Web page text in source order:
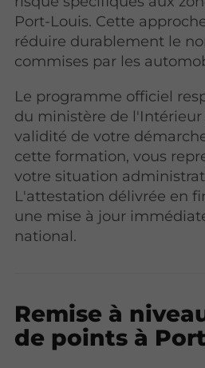
Port-Louis. Cette
réduire durablement le
commises par les
Le programme officiel
du ministère de
validité de votre
cette formation, vous
votre situation
L'attestation délivrée en
une mise à jour
national.
Remise à
de points à